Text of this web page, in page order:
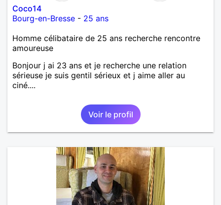
Coco14
Bourg-en-Bresse - 25 ans
Homme célibataire de 25 ans recherche rencontre
amoureuse
Bonjour j ai 23 ans et je recherche une relation
sérieuse je suis gentil sérieux et j aime aller au
ciné....
Voir le profil